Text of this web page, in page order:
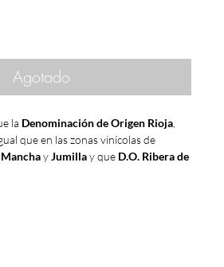
Agotado
la Denominación de Origen Rioja
que en las zonas vinícolas de
ManchayJumillay que D.O. Ribera de